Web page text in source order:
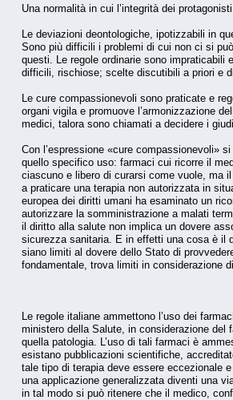
Una normalità in cui l’integrità dei
Le deviazioni deontologiche, ipotizzabili in
Sono più difficili i problemi di cui non ci si
questi. Le regole ordinarie sono
difficili, rischiose; scelte discutibili a priori e
Le cure compassionevoli sono praticate e
organi vigila e promuove l’armonizzazione
medici, talora sono chiamati a decidere i
Con l’espressione «cure compassionevoli»
quello specifico uso: farmaci cui ricorre il
ciascuno e libero di curarsi come vuole, ma
a praticare una terapia non autorizzata in
europea dei diritti umani ha esaminato un
autorizzare la somministrazione a malati
il diritto alla salute non implica un dovere
sicurezza sanitaria. E in effetti una cosa è il
siano limiti al dovere dello Stato di
fondamentale, trova limiti in considerazione
Le regole italiane ammettono l’uso dei
ministero della Salute, in considerazione
quella patologia. L’uso di tali farmaci è
esistano pubblicazioni scientifiche,
tale tipo di terapia deve essere eccezionale
una applicazione generalizzata diventi una
in tal modo si può ritenere che il medico,